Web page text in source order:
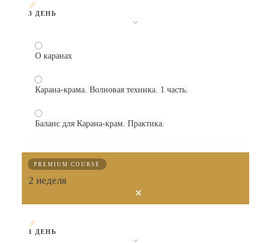
3 ДЕНЬ
О каранах
Карана-крама. Волновая техника. 1 часть.
Баланс для Карана-крам. Практика.
PREMIUM COURSE
2 неделя
1 ДЕНЬ